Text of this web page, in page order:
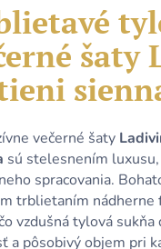
šaty
večerné šaty
sú stelesnením
spracovania.
trblietaním nádherne
vzdušná tylová sukňa
a pôsobivý objem pri